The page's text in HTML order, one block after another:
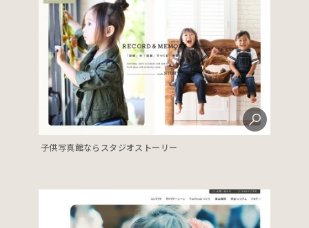
子供写真館ならスタジオストーリー